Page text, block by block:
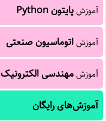
آموزشپایتون Python
آموزشاتوماسیون صنعتی
آموزشمهندسی الکترونیک
آموزش‌های رایگان